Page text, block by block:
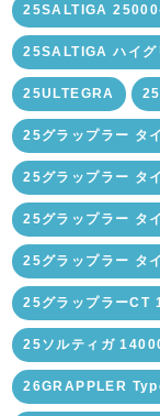
25SALTIGA
25SALTIGA ハイグ
25ULTEGRA
25グラップラー タ
25グラップラー タ
25グラップラー タ
25グラップラー タ
25グラップラーCT
25ソルティガ
26GRAPPLER